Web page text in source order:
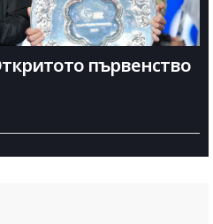
първенство